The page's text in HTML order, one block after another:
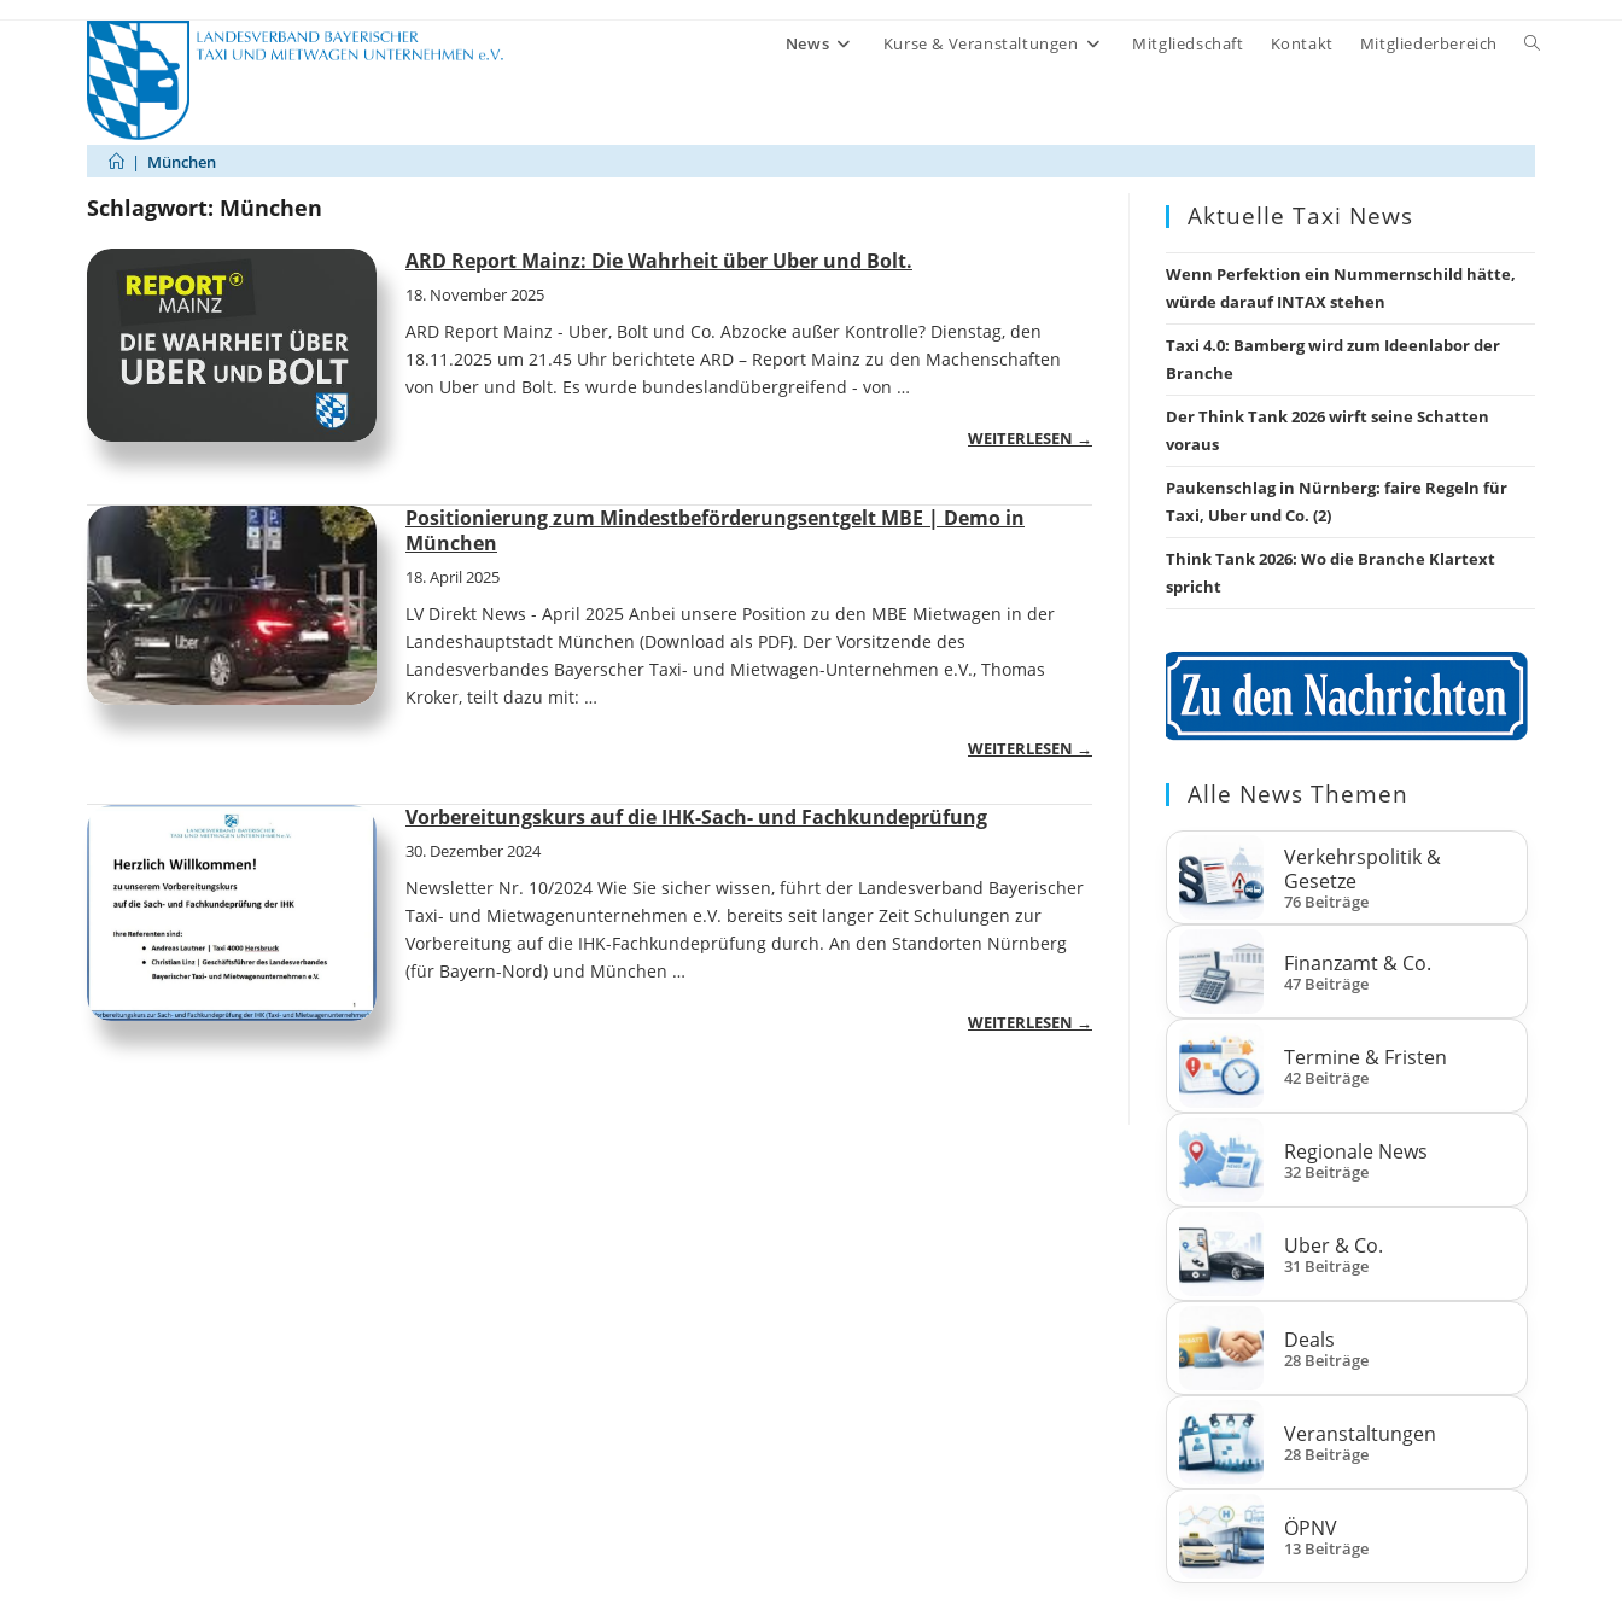
News Kurse & Veranstaltungen Mitgliedschaft Kontakt Mitgliederbereich
Website-
| München
Schlagwort: München
ARD Report Mainz: Die Wahrheit über Uber und Bolt.
18. November 2025
ARD Report Mainz - Uber, Bolt und Co. Abzocke außer Kontrolle? Dienstag, den
18.11.2025 um 21.45 Uhr berichtete ARD – Report Mainz zu den Machenschaften
von Uber und Bolt. Es wurde bundeslandübergreifend - von …
WEITERLESEN →
Positionierung zum Mindestbeförderungsentgelt MBE | Demo in
München
18. April 2025
LV Direkt News - April 2025 Anbei unsere Position zu den MBE Mietwagen in der
Landeshauptstadt München (Download als PDF). Der Vorsitzende des
Landesverbandes Bayerscher Taxi- und Mietwagen-Unternehmen e.V., Thomas
Kroker, teilt dazu mit: …
WEITERLESEN →
Vorbereitungskurs auf die IHK-Sach- und Fachkundeprüfung
30. Dezember 2024
Newsletter Nr. 10/2024 Wie Sie sicher wissen, führt der Landesverband Bayerischer
Taxi- und Mietwagenunternehmen e.V. bereits seit langer Zeit Schulungen zur
Vorbereitung auf die IHK-Fachkundeprüfung durch. An den Standorten Nürnberg
(für Bayern-Nord) und München …
WEITERLESEN →
Aktuelle Taxi News
Wenn Perfektion ein Nummernschild hätte,
würde darauf INTAX stehen
Taxi 4.0: Bamberg wird zum Ideenlabor der
Branche
Der Think Tank 2026 wirft seine Schatten
voraus
Paukenschlag in Nürnberg: faire Regeln für
Taxi, Uber und Co. (2)
Think Tank 2026: Wo die Branche Klartext
spricht
Alle News Themen
Verkehrspolitik &
Gesetze
76 Beiträge
Finanzamt & Co.
47 Beiträge
Termine & Fristen
42 Beiträge
Regionale News
32 Beiträge
Uber & Co.
31 Beiträge
Deals
28 Beiträge
Veranstaltungen
28 Beiträge
ÖPNV
13 Beiträge